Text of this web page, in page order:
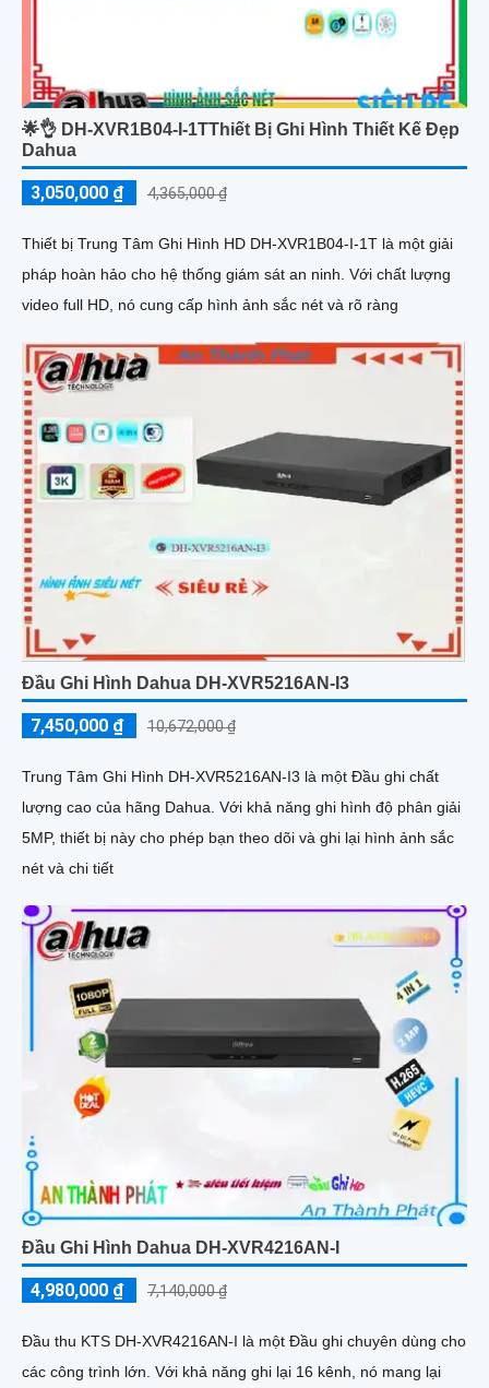
🌟👌 DH-XVR1B04-I-1TThiết Bị Ghi Hình Thiết Kế Đẹp
Dahua
3,050,000 ₫ 4,365,000 ₫
Thiết bị Trung Tâm Ghi Hình HD DH-XVR1B04-I-1T là một giải
pháp hoàn hảo cho hệ thống giám sát an ninh. Với chất lượng
video full HD, nó cung cấp hình ảnh sắc nét và rõ ràng
Đầu Ghi Hình Dahua DH-XVR5216AN-I3
7,450,000 ₫ 10,672,000 ₫
Trung Tâm Ghi Hình DH-XVR5216AN-I3 là một Đầu ghi chất
lượng cao của hãng Dahua. Với khả năng ghi hình độ phân giải
5MP, thiết bị này cho phép bạn theo dõi và ghi lại hình ảnh sắc
nét và chi tiết
Đầu Ghi Hình Dahua DH-XVR4216AN-I
4,980,000 ₫ 7,140,000 ₫
Đầu thu KTS DH-XVR4216AN-I là một Đầu ghi chuyên dùng cho
các công trình lớn. Với khả năng ghi lại 16 kênh, nó mang lại